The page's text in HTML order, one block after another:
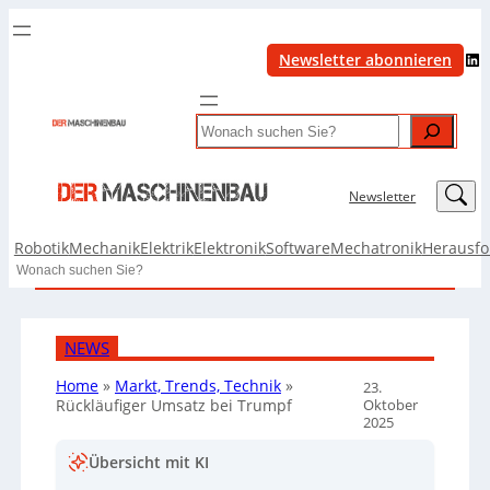
Newsletter abonnieren LinkedIn
Search
Newsletter LinkedIn
RobotikMechanikElektrikElektronikSoftwareMechatronik
Search
NEWS
Home» Markt, Trends, Technik»
Rückläufiger Umsatz bei Trumpf
23.
Oktober
2025
Übersicht mit KI